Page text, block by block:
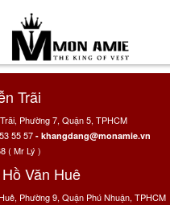
Trãi
Phường 7, Quận 5, TPHCM
55 57 - khangdang@monamie.vn
( Mr Lý )
Văn Huê
Phường 9, Quận Phú Nhuận, TPHCM